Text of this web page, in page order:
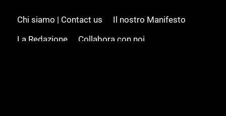
Chi siamo | Contact us
Il nostro Manifesto
La Redazione
Collabora con noi